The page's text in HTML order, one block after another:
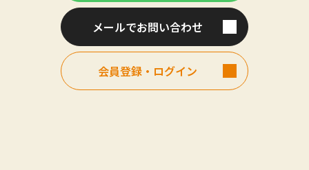
メールでお問い合わせ
会員登録・ログイン